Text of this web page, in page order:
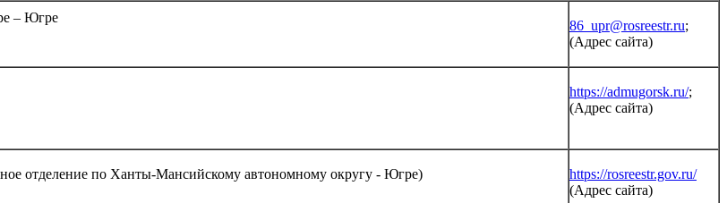
– Югре
86_upr@rosreestr.ru;
(Адрес сайта)
https://admugorsk.ru/;
(Адрес сайта)
отделение по Ханты-Мансийскому автономному округу - Югре)
https://rosreestr.gov.ru/
(Адрес сайта)